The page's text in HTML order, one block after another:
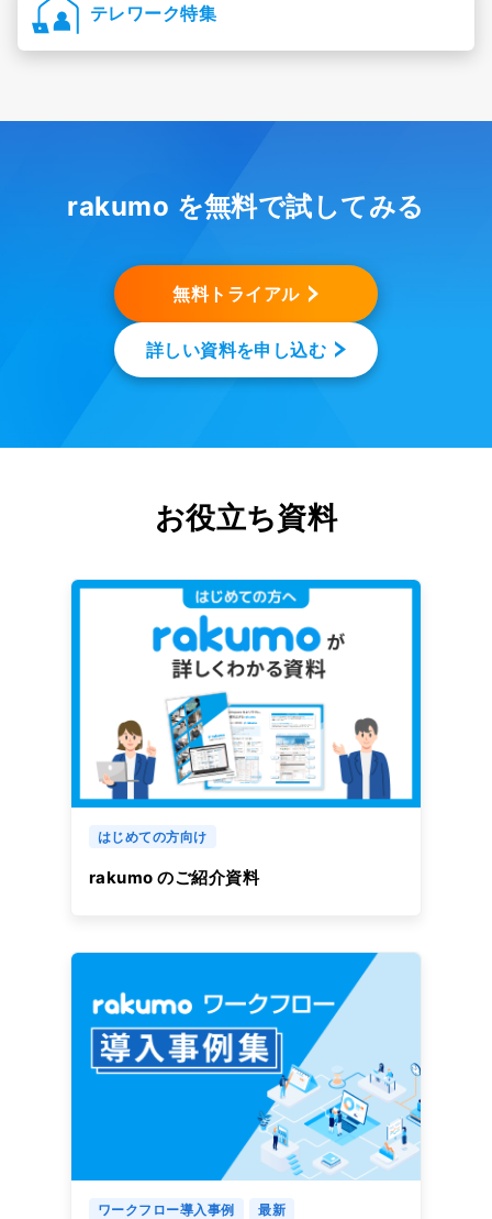
テレワーク特集
rakumo を無料で試してみる
無料トライアル
詳しい資料を申し込む
お役立ち資料
はじめての方向け
rakumo のご紹介資料
ワークフロー導入事例 最新